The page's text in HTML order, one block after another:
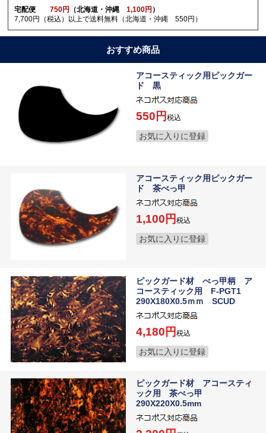
宅配便750円 （北海道・沖縄1,100円 ）
7,700円（税込）以上で送料無料（北海道・沖縄 550円）
おすすめ商品
アコースティック用ピックガー
ド 黒
550 税込
お気に入りに登録
アコースティック用ピックガー
ド 茶べっ甲
1,100 税込
お気に入りに登録
ピックガード材 べっ甲柄 ア
コースティック用 F-PGT1
290X180X0.5ｍｍ SCUD
4,180 税込
お気に入りに登録
ピックガード材 アコースティ
ック用 茶べっ甲
290X220X0.5mm